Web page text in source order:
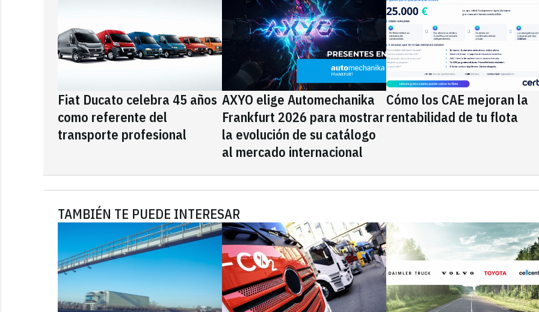
Fiat Ducato celebra 45 años
como referente del
transporte profesional
AXYO elige Automechanika
Frankfurt 2026 para mostrar
la evolución de su catálogo
al mercado internacional
Cómo los CAE mejoran la
rentabilidad de tu flota
TAMBIÉN TE PUEDE INTERESAR